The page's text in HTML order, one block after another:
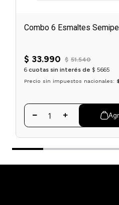
Combo 6 Esmaltes
$ 33.990 $ 51.540
6 cuotas sin interés de $ 5665
Precio sin impuestos nacionales: